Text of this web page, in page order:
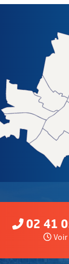
DE LA
02 41